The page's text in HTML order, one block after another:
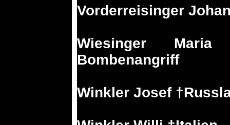
Vorderreisinger
Wiesinger
Bombenangriff
Winkler Josef